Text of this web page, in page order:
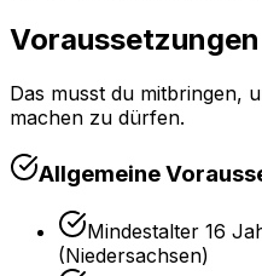
Voraussetzungen
Das musst du mitbringen,
machen zu dürfen.
Allgemeine
Mindestalter 16
(Niedersachsen)